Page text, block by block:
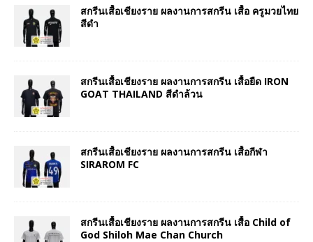
สกรีนเสื้อเชียงราย ผลงานการสกรีน เสื้อ ครูมวยไทย
สีดำ
สกรีนเสื้อเชียงราย ผลงานการสกรีน เสื้อยืด IRON
GOAT THAILAND สีดำล้วน
สกรีนเสื้อเชียงราย ผลงานการสกรีน เสื้อกีฬา
SIRAROM FC
สกรีนเสื้อเชียงราย ผลงานการสกรีน เสื้อ Child of
God Shiloh Mae Chan Church